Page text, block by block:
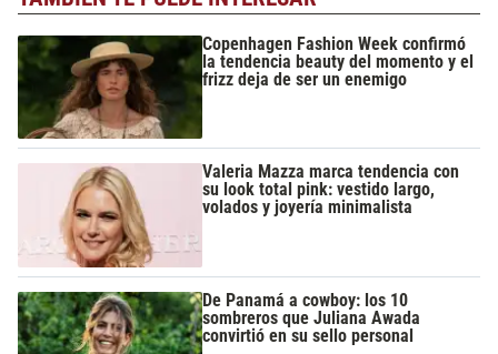
Copenhagen Fashion Week confirmó
la tendencia beauty del momento y el
frizz deja de ser un enemigo
Valeria Mazza marca tendencia con
su look total pink: vestido largo,
volados y joyería minimalista
De Panamá a cowboy: los 10
sombreros que Juliana Awada
convirtió en su sello personal